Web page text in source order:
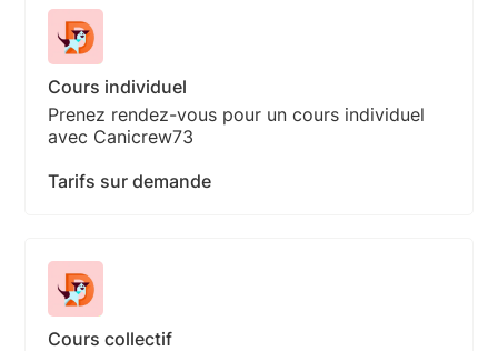
Cours individuel
Prenez rendez-vous pour un cours individuel
avec Canicrew73
Tarifs sur demande
Cours collectif